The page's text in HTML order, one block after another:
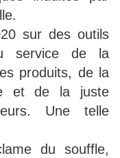
sur des outils
service de la
produits, de la
et de la juste
Une telle
du souffle,